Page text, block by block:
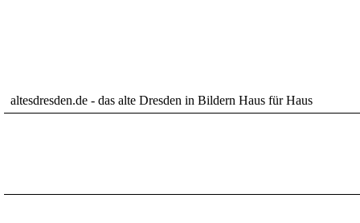
altesdresden.de - das alte Dresden in Bildern Haus für Haus